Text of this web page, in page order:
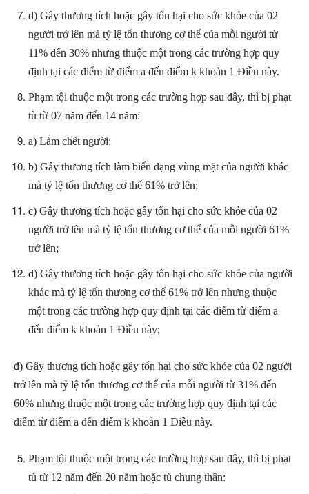
d) Gây thương tích hoặc gây tổn hại cho sức khỏe của 02
người trở lên mà tỷ lệ tổn thương cơ thể của mỗi người từ
11% đến 30% nhưng thuộc một trong các trường hợp quy
định tại các điểm từ điểm a đến điểm k khoản 1 Điều này.
Phạm tội thuộc một trong các trường hợp sau đây, thì bị phạt
tù từ 07 năm đến 14 năm:
a) Làm chết người;
b) Gây thương tích làm biến dạng vùng mặt của người khác
mà tỷ lệ tổn thương cơ thể 61% trở lên;
c) Gây thương tích hoặc gây tổn hại cho sức khỏe của 02
người trở lên mà tỷ lệ tổn thương cơ thể của mỗi người 61%
trở lên;
d) Gây thương tích hoặc gây tổn hại cho sức khỏe của người
khác mà tỷ lệ tổn thương cơ thể 61% trở lên nhưng thuộc
một trong các trường hợp quy định tại các điểm từ điểm a
đến điểm k khoản 1 Điều này;
đ) Gây thương tích hoặc gây tổn hại cho sức khỏe của 02 người
trở lên mà tỷ lệ tổn thương cơ thể của mỗi người từ 31% đến
60% nhưng thuộc một trong các trường hợp quy định tại các
điểm từ điểm a đến điểm k khoản 1 Điều này.
Phạm tội thuộc một trong các trường hợp sau đây, thì bị phạt
tù từ 12 năm đến 20 năm hoặc tù chung thân: